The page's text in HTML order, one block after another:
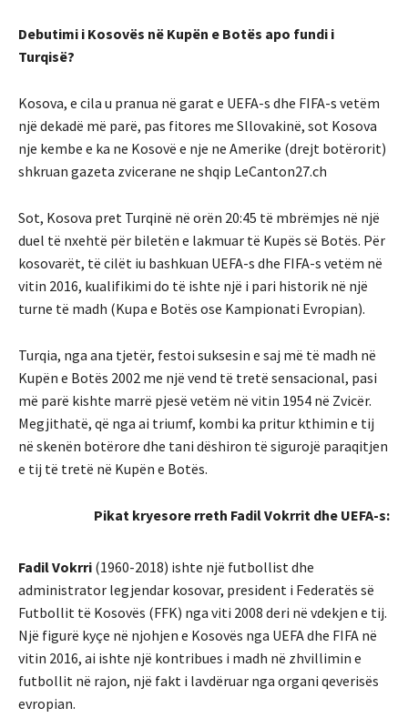
Debutimi i Kosovës në Kupën e Botës apo fundi i
Turqisë?
Kosova, e cila u pranua në garat e UEFA-s dhe FIFA-s vetëm
një dekadë më parë, pas fitores me Sllovakinë, sot Kosova
nje kembe e ka ne Kosovë e nje ne Amerike (drejt botërorit)
shkruan gazeta zvicerane ne shqip LeCanton27.ch
Sot, Kosova pret Turqinë në orën 20:45 të mbrëmjes në një
duel të nxehtë për biletën e lakmuar të Kupës së Botës. Për
kosovarët, të cilët iu bashkuan UEFA-s dhe FIFA-s vetëm në
vitin 2016, kualifikimi do të ishte një i pari historik në një
turne të madh (Kupa e Botës ose Kampionati Evropian).
Turqia, nga ana tjetër, festoi suksesin e saj më të madh në
Kupën e Botës 2002 me një vend të tretë sensacional, pasi
më parë kishte marrë pjesë vetëm në vitin 1954 në Zvicër.
Megjithatë, që nga ai triumf, kombi ka pritur kthimin e tij
në skenën botërore dhe tani dëshiron të sigurojë paraqitjen
e tij të tretë në Kupën e Botës.
Pikat kryesore rreth Fadil Vokrrit dhe UEFA-s:
Fadil Vokrri (1960-2018) ishte një futbollist dhe
administrator legjendar kosovar, president i Federatës së
Futbollit të Kosovës (FFK) nga viti 2008 deri në vdekjen e tij.
Një figurë kyçe në njohjen e Kosovës nga UEFA dhe FIFA në
vitin 2016, ai ishte një kontribues i madh në zhvillimin e
futbollit në rajon, një fakt i lavdëruar nga organi qeverisës
evropian.